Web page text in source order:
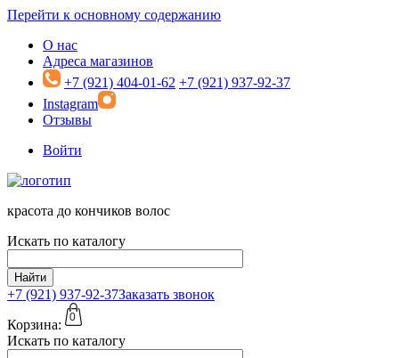
Перейти к основному содержанию
О нас
Адреса магазинов
+7 (921) 404-01-62 +7 (921) 937-92-37
Instagram
Отзывы
Войти
красота до кончиков волос
Искать по каталогу
Найти
+7 (921) 937-92-37Заказать звонок
Корзина:
0
Искать по каталогу